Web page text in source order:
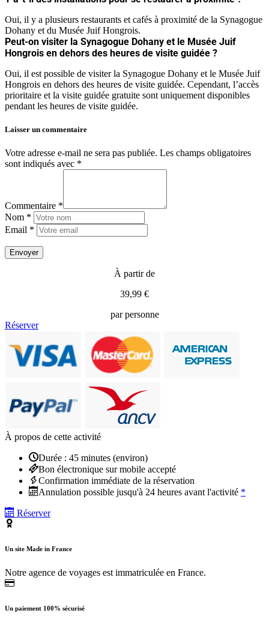
Oui, il y a plusieurs restaurants et cafés à proximité de la Synagogue
Dohany et du Musée Juif Hongrois.
Peut-on visiter la Synagogue Dohany et le Musée Juif
Hongrois en dehors des heures de visite guidée ?
Oui, il est possible de visiter la Synagogue Dohany et le Musée Juif
Hongrois en dehors des heures de visite guidée. Cependant, l’accès
prioritaire et la visite guidée gratuite sont uniquement disponibles
pendant les heures de visite guidée.
Laisser un commentaire
Votre adresse e-mail ne sera pas publiée. Les champs obligatoires
sont indiqués avec *
Commentaire *
Nom *
Email *
À partir de
39,99 €
par personne
Réserver
À propos de cette activité
Durée : 45 minutes (environ)
Bon électronique sur mobile accepté
Confirmation immédiate de la réservation
Annulation possible jusqu'à 24 heures avant l'activité *
Réserver
Un site Made in France
Notre agence de voyages est immatriculée en France.
Un paiement 100% sécurisé